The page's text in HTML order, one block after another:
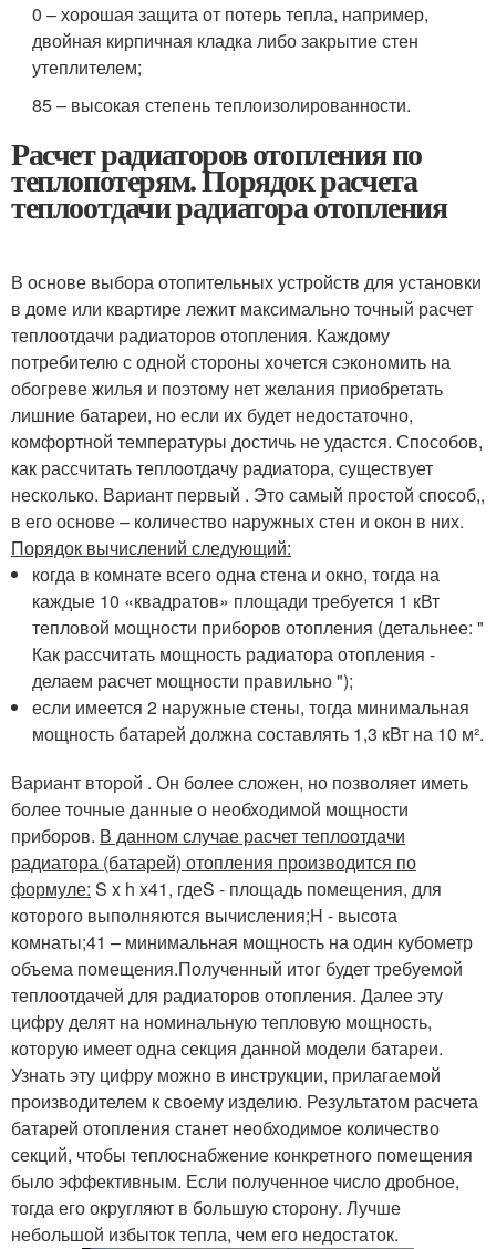
0 – хорошая защита от потерь тепла, например,
двойная кирпичная кладка либо закрытие стен
утеплителем;
85 – высокая степень теплоизолированности.
Расчет радиаторов отопления по
теплопотерям. Порядок расчета
теплоотдачи радиатора отопления
В основе выбора отопительных устройств для установки
в доме или квартире лежит максимально точный расчет
теплоотдачи радиаторов отопления. Каждому
потребителю с одной стороны хочется сэкономить на
обогреве жилья и поэтому нет желания приобретать
лишние батареи, но если их будет недостаточно,
комфортной температуры достичь не удастся. Способов,
как рассчитать теплоотдачу радиатора, существует
несколько. Вариант первый . Это самый простой способ,,
в его основе – количество наружных стен и окон в них.
Порядок вычислений следующий:
когда в комнате всего одна стена и окно, тогда на
каждые 10 «квадратов» площади требуется 1 кВт
тепловой мощности приборов отопления (детальнее: "
Как рассчитать мощность радиатора отопления -
делаем расчет мощности правильно ");
если имеется 2 наружные стены, тогда минимальная
мощность батарей должна составлять 1,3 кВт на 10 м².
Вариант второй . Он более сложен, но позволяет иметь
более точные данные о необходимой мощности
приборов. В данном случае расчет теплоотдачи
радиатора (батарей) отопления производится по
формуле: S x h x41, гдеS - площадь помещения, для
которого выполняются вычисления;H - высота
комнаты;41 – минимальная мощность на один кубометр
объема помещения.Полученный итог будет требуемой
теплоотдачей для радиаторов отопления. Далее эту
цифру делят на номинальную тепловую мощность,
которую имеет одна секция данной модели батареи.
Узнать эту цифру можно в инструкции, прилагаемой
производителем к своему изделию. Результатом расчета
батарей отопления станет необходимое количество
секций, чтобы теплоснабжение конкретного помещения
было эффективным. Если полученное число дробное,
тогда его округляют в большую сторону. Лучше
небольшой избыток тепла, чем его недостаток.